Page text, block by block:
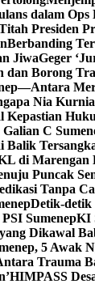
dalam Ops
Presiden
Berbanding
JiwaGeger
dan Borong
Nia
Kepastian
C
Balik
di Marengan
Puncak
Tanpa
Detik-detik
SumenepKI
Dikawal
5 Awak
Trauma
HIMPASS